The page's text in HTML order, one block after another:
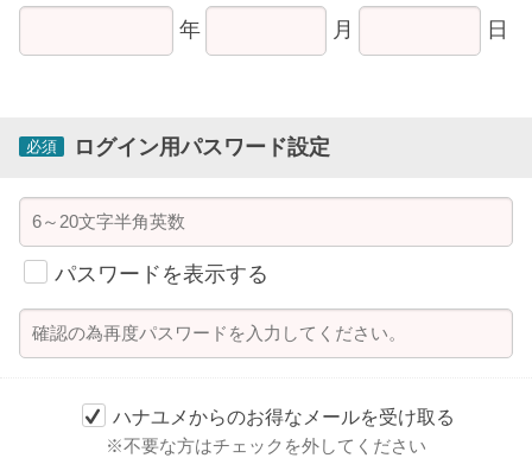
年 月 日
必須 ログイン用パスワード設定
パスワードを表示する
ハナユメからのお得なメールを受け取る
※不要な方はチェックを外してください